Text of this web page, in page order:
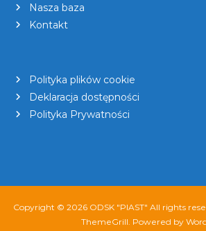
Nasza baza
Kontakt
Polityka plików cookie
Deklaracja dostępności
Polityka Prywatności
Copyright © 2026 ODSK "PIAST" All rights
ThemeGrill. Powered by